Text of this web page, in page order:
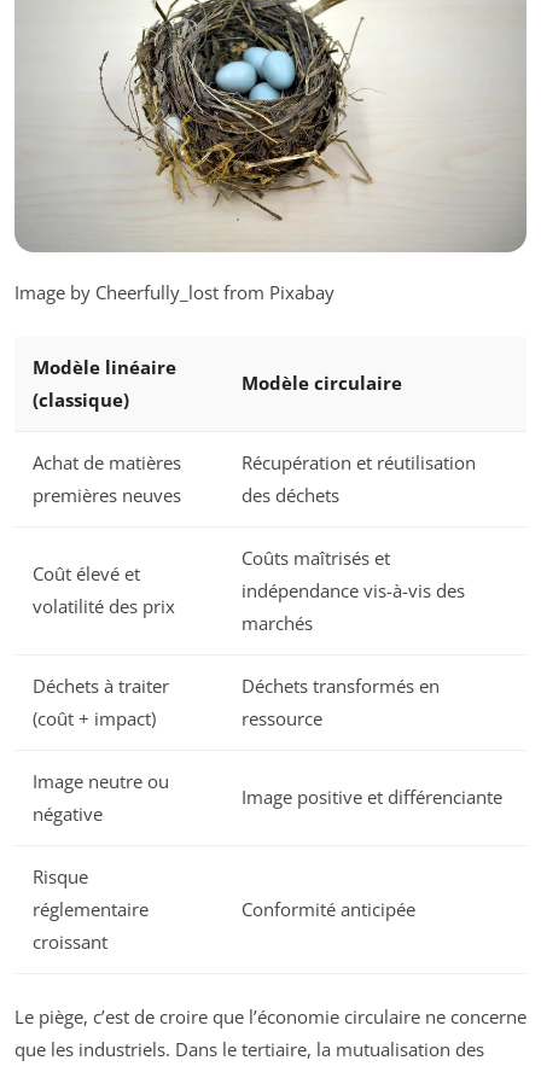
Image by Cheerfully_lost from Pixabay
Modèle linéaire
(classique)
Modèle circulaire
Achat de matières
premières neuves
Récupération et réutilisation
des déchets
Coût élevé et
volatilité des prix
Coûts maîtrisés et
indépendance vis-à-vis des
marchés
Déchets à traiter
(coût + impact)
Déchets transformés en
ressource
Image neutre ou
négative
Image positive et différenciante
Risque
réglementaire
croissant
Conformité anticipée
Le piège, c’est de croire que l’économie circulaire ne concerne
que les industriels. Dans le tertiaire, la mutualisation des